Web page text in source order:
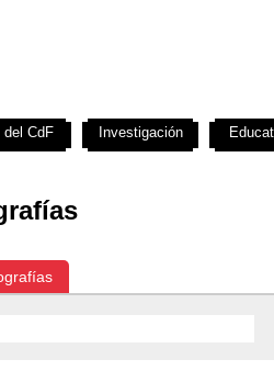
del CdF Investigación